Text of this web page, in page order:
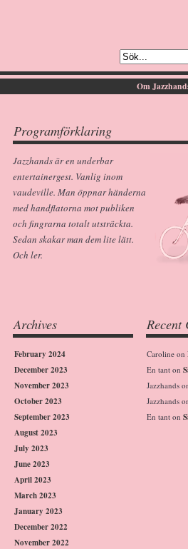
Om
Programförklaring
Jazzhands är en underbar
entertainergest. Vanlig inom
vaudeville. Man öppnar händerna
med handflatorna mot publiken
och fingrarna totalt utsträckta.
Sedan skakar man dem lite lätt.
Och ler.
Archives
February 2024
December 2023
November 2023
October 2023
September 2023
August 2023
July 2023
June 2023
April 2023
March 2023
January 2023
December 2022
November 2022
Recent
Caroline on
En tant on
Jazzhands
Jazzhands
En tant on